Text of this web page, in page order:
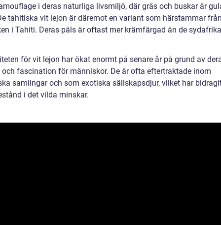
i deras naturliga livsmiljö, där gräs och buskar är
tahitiska vit lejon är däremot en variant som härstammar
i Tahiti. Deras päls är oftast mer krämfärgad än de
för vit lejon har ökat enormt på senare år på grund av
och fascination för människor. De är ofta eftertraktade inom
samlingar och som exotiska sällskapsdjur, vilket har
i det vilda minskar.